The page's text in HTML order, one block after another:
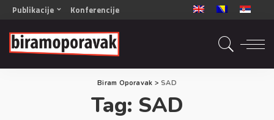
Publikacije
OPORAVAK- Naš zajednički cilj BiH/CG
OPORAVAK- Naš zajednički cilj SRB
RECOVERY- Our common goal ENG
OPORAVAK- Naš zajednički cilj 2
Konferencije
Biram Oporavak >SAD
Tag: SAD